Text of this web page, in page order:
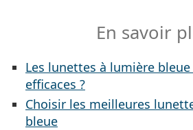
En savoir
Les lunettes à lumière
efficaces ?
Choisir les meilleures
bleue